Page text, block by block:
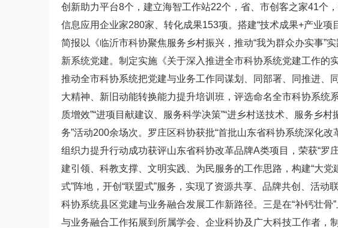
创新助力平台8个，建立海智工作站22个，省、市创客之家41个
信息应用企业家280家、转化成果153项。搭建“技术成果+产业
简报以《临沂市科协聚焦服务乡村振兴，推动“我为群众办实事”
新系统党建。制定实施《关于深入推进全市科协系统党建工作的
推动全市科协系统把党建与业务工作同谋划、同部署、同推进、
大精神、新旧动能转换能力提升培训班，评选命名全市科协系统
质增效”“进项目献建议、服务科学决策”“进乡村送技术、服务乡
务”活动200余场次。罗庄区科协获批“首批山东省科协系统深化
组织力提升行动成功获评山东省科协改革品牌A类项目，荣获“罗
建引领、科教支撑、文明实践、为民服务的工作思路，构建“大
式”阵地，开创“联盟式”服务，实现了资源共享、品牌共创、活
科协系统县区党建与业务融合发展工作新路径。三是在“补钙壮
与业务融合工作拓展到所属学会、企业科协及广大科技工作者，